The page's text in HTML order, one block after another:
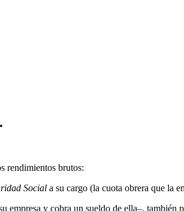
rendimientos brutos:
Social a su cargo (la cuota obrera que la
y cobra un sueldo de ella–,